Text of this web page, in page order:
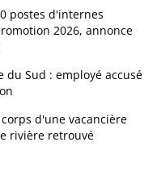
postes d'internes
2026, annonce
du Sud : employé accusé
d'une vacancière
rivière retrouvé